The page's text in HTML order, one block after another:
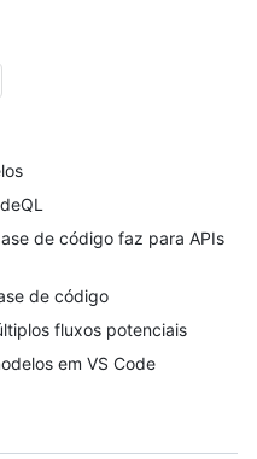
de código faz para APIs
de código
fluxos potenciais
em VS Code